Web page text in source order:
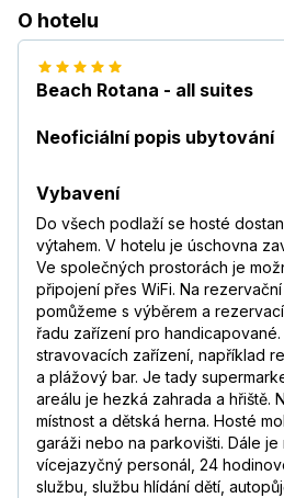
O hotelu
Beach Rotana - all suites
Neoficiální popis ubytování
Vybavení
Do všech podlaží se hosté
výtahem. V hotelu je úschovna
Ve společných prostorách je
připojení přes WiFi. Na
pomůžeme s výběrem a
řadu zařízení pro
stravovacích zařízení, například
a plážový bar. Je tady
areálu je hezká zahrada a hřiště.
místnost a dětská herna. Hosté
garáži nebo na parkovišti. Dále
vícejazyčný personál, 24
službu, službu hlídání dětí,